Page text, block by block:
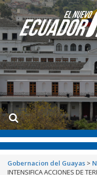
Gobernacion del Guayas >
INTENSIFICA ACCIONES DE